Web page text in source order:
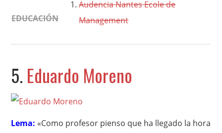
EDUCACIÓN
Audencia Nantes Ecole de
Management
5. Eduardo Moreno
Lema: «Como profesor pienso que ha llegado la hora